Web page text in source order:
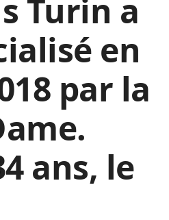
Turin a
en
par la
ans, le